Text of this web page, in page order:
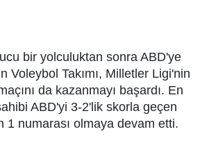
bir yolculuktan sonra ABD'ye
Voleybol Takımı, Milletler Ligi'nin
da kazanmayı başardı. En
ABD'yi 3-2'lik skorla geçen
1 numarası olmaya devam etti.